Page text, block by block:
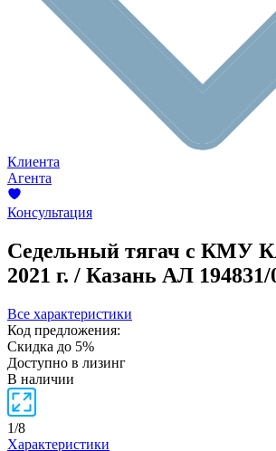
Клиента
Агента
Консультация
Седельный тягач с КМУ
2021 г. / Казань АЛ 194831/
Все характеристики
Код предложения:
Скидка до 5%
Доступно в лизинг
В наличии
1/8
Характеристики